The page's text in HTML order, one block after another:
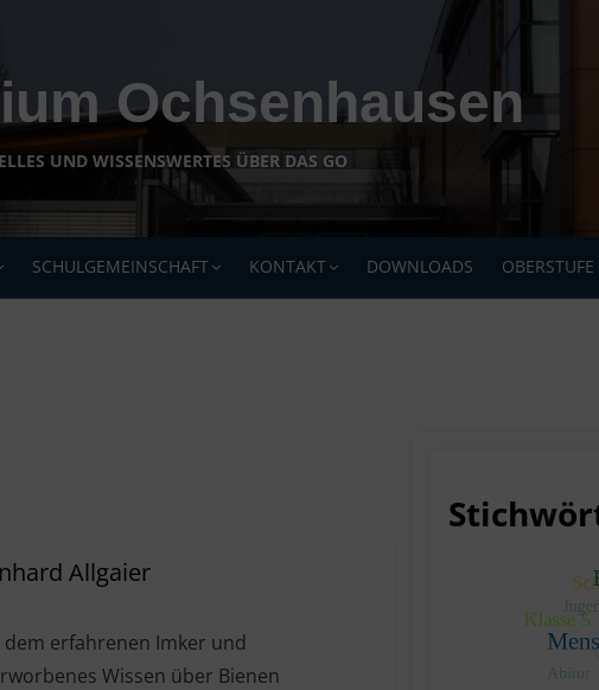
Ochsenhausen
UND WISSENSWERTES ÜBER DAS GO
SCHULGEMEINSCHAFT KONTAKT DOWNLOADS OBERSTUFE
Allgaier
dem erfahrenen Imker und
Wissen über Bienen